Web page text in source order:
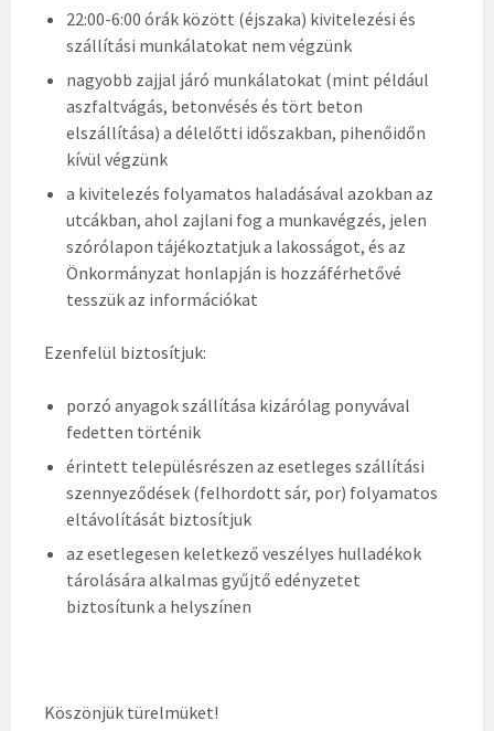
22:00-6:00 órák között (éjszaka) kivitelezési és
szállítási munkálatokat nem végzünk
nagyobb zajjal járó munkálatokat (mint például
aszfaltvágás, betonvésés és tört beton
elszállítása) a délelőtti időszakban, pihenőidőn
kívül végzünk
a kivitelezés folyamatos haladásával azokban az
utcákban, ahol zajlani fog a munkavégzés, jelen
szórólapon tájékoztatjuk a lakosságot, és az
Önkormányzat honlapján is hozzáférhetővé
tesszük az információkat
Ezenfelül biztosítjuk:
porzó anyagok szállítása kizárólag ponyvával
fedetten történik
érintett településrészen az esetleges szállítási
szennyeződések (felhordott sár, por) folyamatos
eltávolítását biztosítjuk
az esetlegesen keletkező veszélyes hulladékok
tárolására alkalmas gyűjtő edényzetet
biztosítunk a helyszínen
Köszönjük türelmüket!